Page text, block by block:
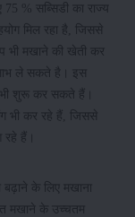
% सब्सिडी का राज्य
मिल रहा है, जिससे
भी मखाने की खेती कर
लाभ ले सकते है। इस
शुरू कर सकते हैं।
भी कर रहे हैं, जिससे
हैं।
बढ़ाने के लिए मखाना
मखाने के उच्चतम